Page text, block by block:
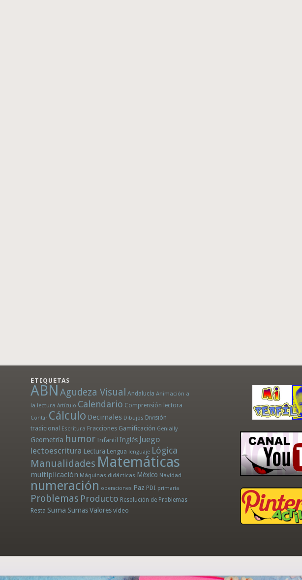
ETIQUETAS
ABN Agudeza Visual Andalucía Animación a
la lectura Artículo Calendario Comprensión lectora
Contar Cálculo Decimales Dibujos División
tradicional Escritura Fracciones Gamificación Genially
Geometría humor Infantil Inglés Juego
lectoescritura Lectura Lengua lenguaje Lógica
Manualidades Matemáticas
multiplicación Máquinas didácticas México Navidad
numeración operaciones Paz PDI primaria
Problemas Producto Resolución de Problemas
Resta Suma SumasValores vídeo